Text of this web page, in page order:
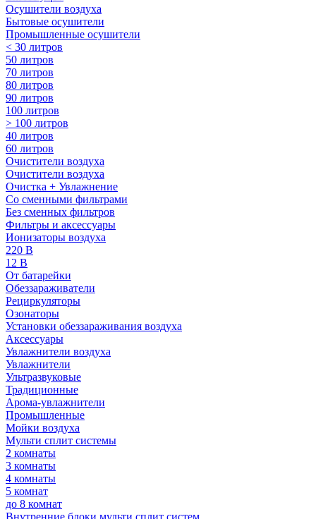
Осушители воздуха
Бытовые осушители
Промышленные осушители
< 30 литров
50 литров
70 литров
80 литров
90 литров
100 литров
> 100 литров
40 литров
60 литров
Очистители воздуха
Очистители воздуха
Очистка + Увлажнение
Cо сменными фильтрами
Без сменных фильтров
Фильтры и аксессуары
Ионизаторы воздуха
220 В
12 В
От батарейки
Обеззараживатели
Рециркуляторы
Озонаторы
Установки обеззараживания воздуха
Аксессуары
Увлажнители воздуха
Увлажнители
Ультразвуковые
Традиционные
Арома-увлажнители
Промышленные
Мойки воздуха
Мульти сплит системы
2 комнаты
3 комнаты
4 комнаты
5 комнат
до 8 комнат
Внутренние блоки мульти сплит систем